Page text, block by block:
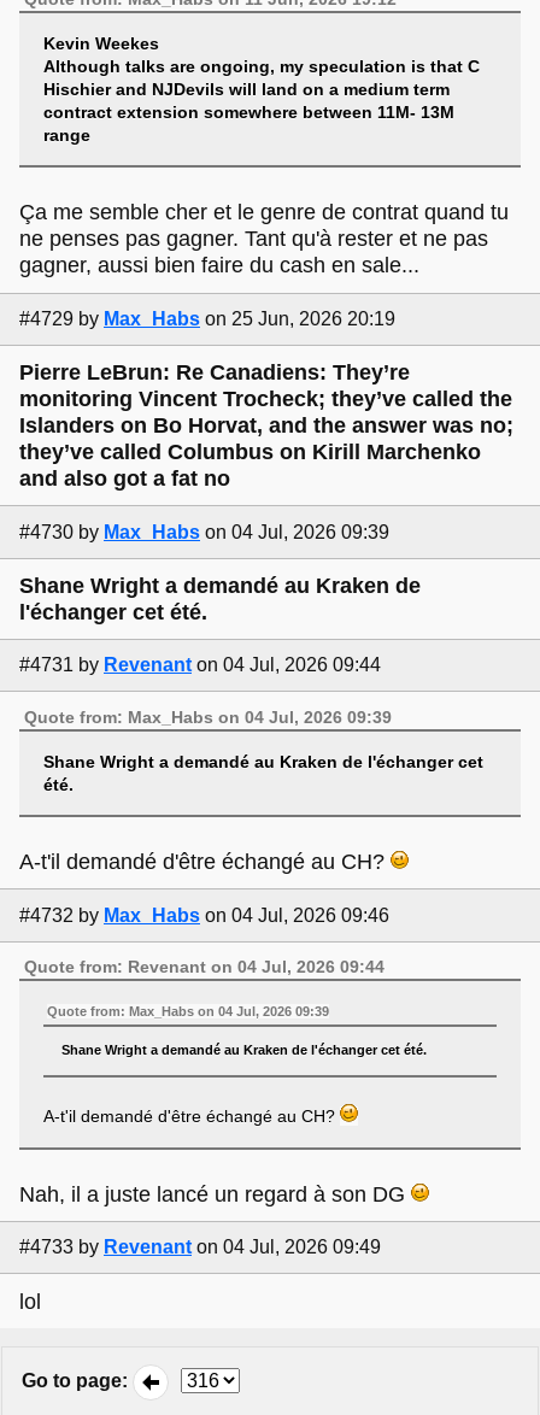
Kevin Weekes
Although talks are ongoing, my speculation is that C
Hischier and NJDevils will land on a medium term
contract extension somewhere between 11M- 13M
range
Ça me semble cher et le genre de contrat quand tu
ne penses pas gagner. Tant qu'à rester et ne pas
gagner, aussi bien faire du cash en sale...
#4729 by Max_Habs on 25 Jun, 2026 20:19
Pierre LeBrun: Re Canadiens: They’re
monitoring Vincent Trocheck; they’ve called the
Islanders on Bo Horvat, and the answer was no;
they’ve called Columbus on Kirill Marchenko
and also got a fat no
#4730 by Max_Habs on 04 Jul, 2026 09:39
Shane Wright a demandé au Kraken de
l'échanger cet été.
#4731 by Revenant on 04 Jul, 2026 09:44
Quote from: Max_Habs on 04 Jul, 2026 09:39
Shane Wright a demandé au Kraken de l'échanger cet
été.
A-t'il demandé d'être échangé au CH?
#4732 by Max_Habs on 04 Jul, 2026 09:46
Quote from: Revenant on 04 Jul, 2026 09:44
Quote from: Max_Habs on 04 Jul, 2026 09:39
Shane Wright a demandé au Kraken de l'échanger cet été.
A-t'il demandé d'être échangé au CH?
Nah, il a juste lancé un regard à son DG
#4733 by Revenant on 04 Jul, 2026 09:49
lol
Go to page: